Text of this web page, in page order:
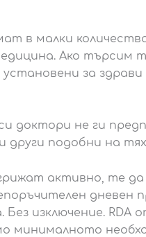
в малки
Ако търсим
за
доктори не ги
други подобни на
активно, те
дневен
изключение. RDA
минималното